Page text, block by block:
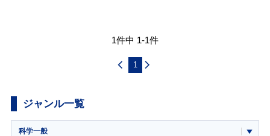
1件中 1-1件
1
ジャンル一覧
科学一般